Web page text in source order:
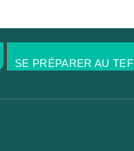
SE PRÉPARER AU TEF